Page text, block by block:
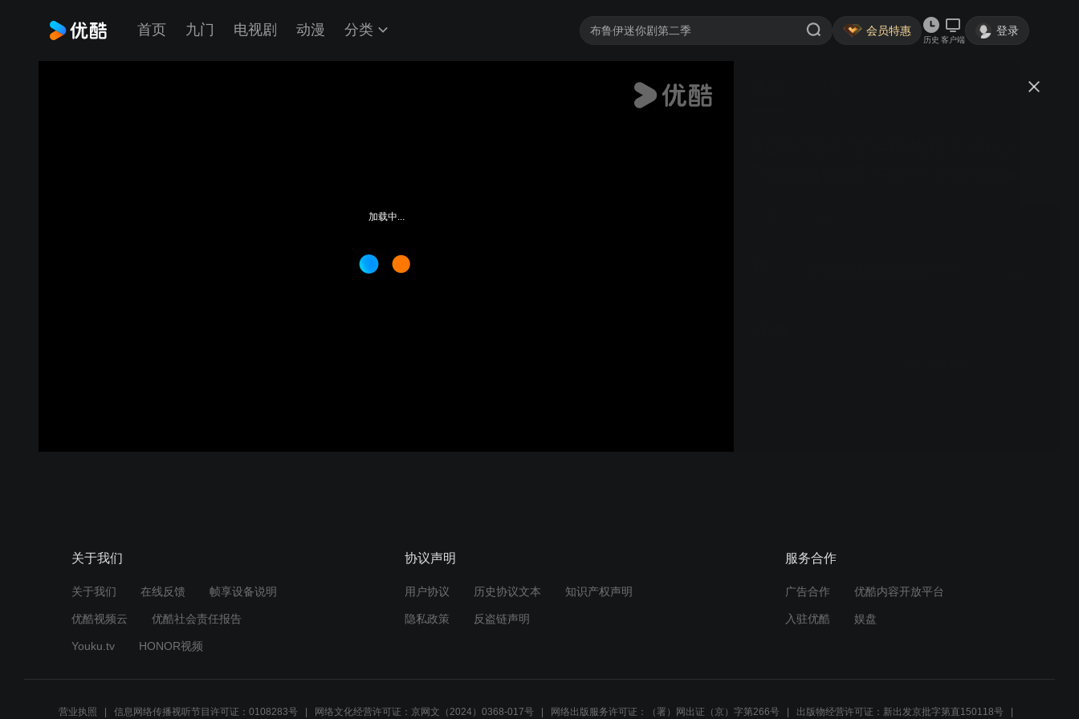
首页 九门 电视剧 动漫 分类 会员特惠
历史 客户端
登录
加载中...
关于我们
关于我们 在线反馈 帧享设备说明
优酷视频云 优酷社会责任报告
Youku.tv HONOR视频
协议声明
用户协议 历史协议文本 知识产权声明
隐私政策 反盗链声明
服务合作
广告合作 优酷内容开放平台
入驻优酷 娱盘
营业执照 信息网络传播视听节目许可证：0108283号 网络文化经营许可证：京网文（2024）0368-017号 网络出版服务许可证：（署）网出证（京）字第266号 出版物经营许可证：新出发京批字第直150118号